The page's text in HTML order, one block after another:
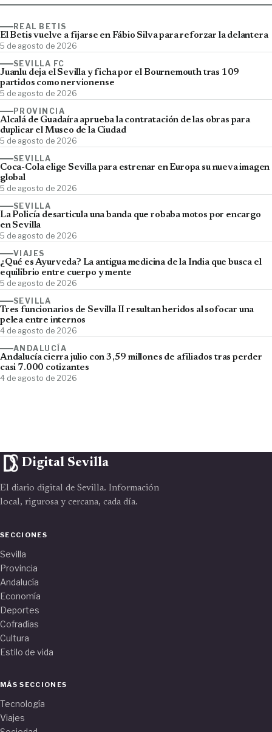
REAL BETIS
El Betis vuelve a fijarse en Fábio Silva para reforzar la delantera
5 de agosto de 2026
SEVILLA FC
Juanlu deja el Sevilla y ficha por el Bournemouth tras 109
partidos como nervionense
5 de agosto de 2026
PROVINCIA
Alcalá de Guadaíra aprueba la contratación de las obras para
duplicar el Museo de la Ciudad
5 de agosto de 2026
SEVILLA
Coca-Cola elige Sevilla para estrenar en Europa su nueva imagen
global
5 de agosto de 2026
SEVILLA
La Policía desarticula una banda que robaba motos por encargo
en Sevilla
5 de agosto de 2026
VIAJES
¿Qué es Ayurveda? La antigua medicina de la India que busca el
equilibrio entre cuerpo y mente
5 de agosto de 2026
SEVILLA
Tres funcionarios de Sevilla II resultan heridos al sofocar una
pelea entre internos
4 de agosto de 2026
ANDALUCÍA
Andalucía cierra julio con 3,59 millones de afiliados tras perder
casi 7.000 cotizantes
4 de agosto de 2026
Digital Sevilla
El diario digital de Sevilla. Información
local, rigurosa y cercana, cada día.
SECCIONES
Sevilla
Provincia
Andalucía
Economía
Deportes
Cofradías
Cultura
Estilo de vida
MÁS SECCIONES
Tecnología
Viajes